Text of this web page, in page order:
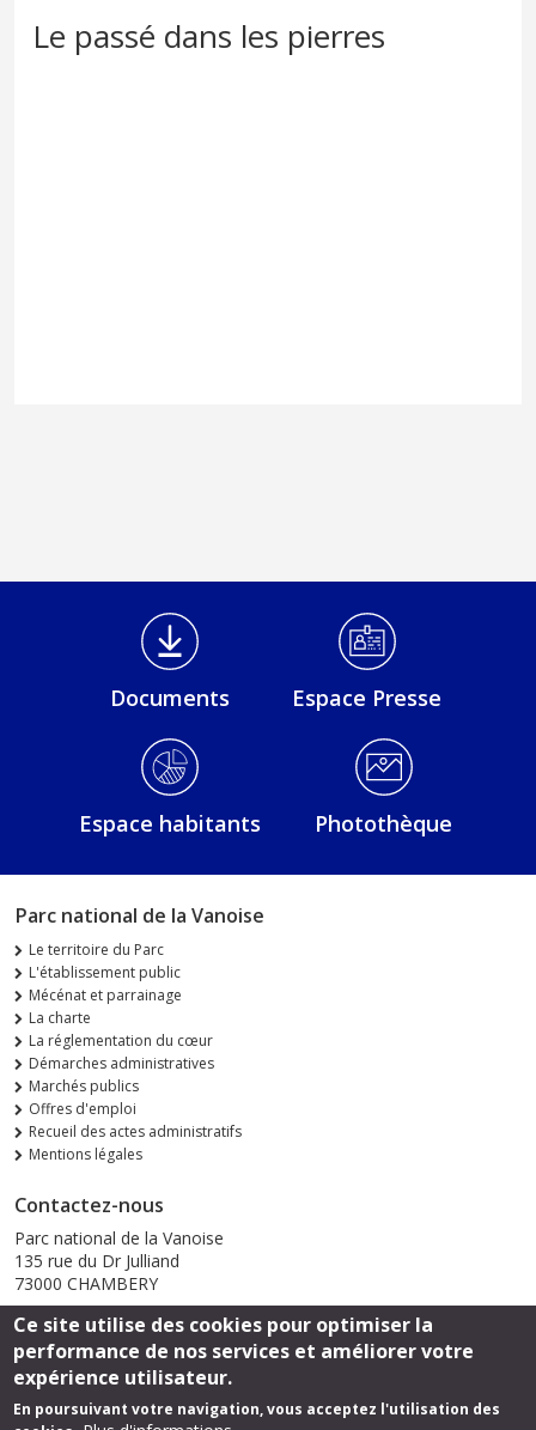
Le passé dans les pierres
Médiathèque Footer
Documents Espace Presse
Espace habitants Photothèque
Parc national de la Vanoise
Le territoire du Parc
L'établissement public
Mécénat et parrainage
La charte
La réglementation du cœur
Démarches administratives
Marchés publics
Offres d'emploi
Recueil des actes administratifs
Mentions légales
Contactez-nous
Parc national de la Vanoise
135 rue du Dr Julliand
73000 CHAMBERY
Envoyer un email
Suivez-nous
Ce site utilise des cookies pour optimiser la
performance de nos services et améliorer votre
expérience utilisateur.
En poursuivant votre navigation, vous acceptez l'utilisation des